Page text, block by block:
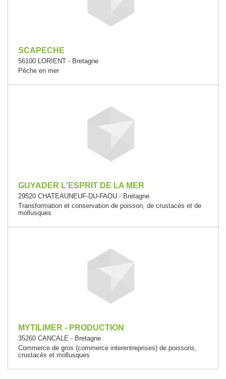
SCAPECHE
56100 LORIENT - Bretagne
Pêche en mer
GUYADER L'ESPRIT DE LA MER
29520 CHATEAUNEUF-DU-FAOU - Bretagne
Transformation et conservation de poisson, de crustacés et de
mollusques
MYTILIMER - PRODUCTION
35260 CANCALE - Bretagne
Commerce de gros (commerce interentreprises) de poissons,
crustacés et mollusques